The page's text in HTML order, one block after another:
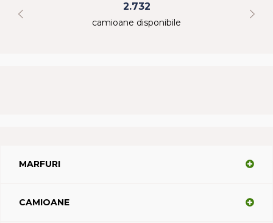
2.732
camioane disponibile
MARFURI
CAMIOANE